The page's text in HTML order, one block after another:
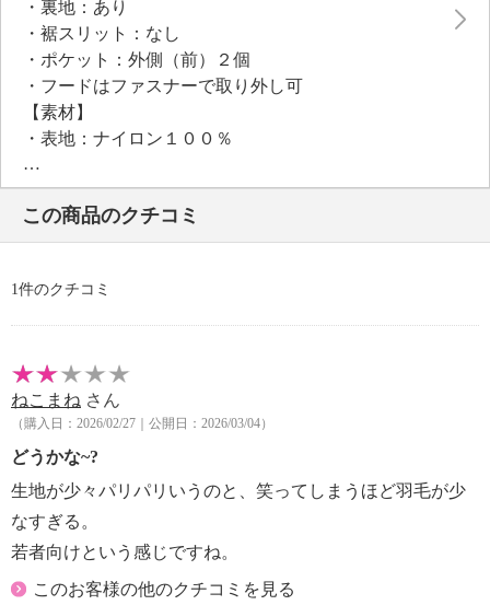
・裏地：あり
・裾スリット：なし
・ポケット：外側（前）２個
・フードはファスナーで取り外し可
【素材】
・表地：ナイロン１００％
・裏地：ポリエステル１００％
・ファー部分ポリエステル１００％
・中わたダウン８０％、フェザー２０％
【メンテナンス（絵表示ラベル）】
・漂白処理：塩素系・酸素系漂白不可
・タンブル乾燥：不可
・ドライクリーニング：石油系ドライクリーニング可
・ウエットクリーニング：不可
【メンテナンス（ケアラベル）】
・長時間照射による変退色注意
・水や汗などによる色落ち、色移り注意
・摩擦による色落ち、色移り注意
・過度な力をかけない
【個体差あり】
・個体差あり
この商品のクチコミ
1件のクチコミ
ねこまね さん
（購入日：2026/02/27｜公開日：2026/03/04）
どうかな~?
生地が少々パリパリいうのと、笑ってしまうほど羽毛が少
なすぎる。
若者向けという感じですね。
このお客様の他のクチコミを見る